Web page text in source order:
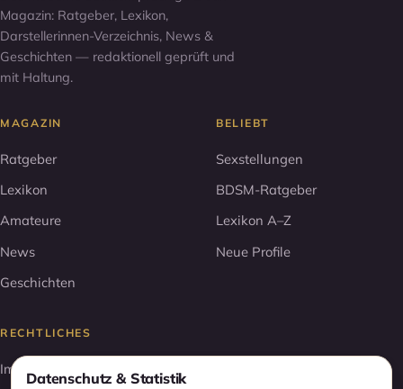
Magazin: Ratgeber, Lexikon,
Darstellerinnen-Verzeichnis, News &
Geschichten — redaktionell geprüft und
mit Haltung.
MAGAZIN
Ratgeber
Lexikon
Amateure
News
Geschichten
BELIEBT
Sexstellungen
BDSM-Ratgeber
Lexikon A–Z
Neue Profile
RECHTLICHES
Impressum
Datenschutz & Statistik